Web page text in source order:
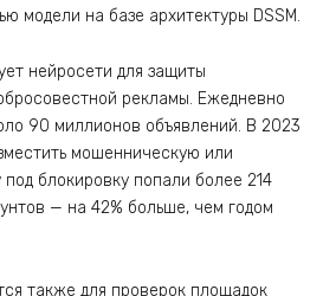
модели на базе архитектуры DSSM.
нейросети для защиты
рекламы. Ежедневно
90 миллионов объявлений. В 2023
мошенническую или
блокировку попали более 214
— на 42% больше, чем годом
также для проверок площадок